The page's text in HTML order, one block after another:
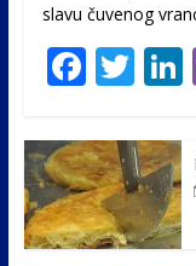
slavu čuvenog
F
e
b
o
T
itt
er